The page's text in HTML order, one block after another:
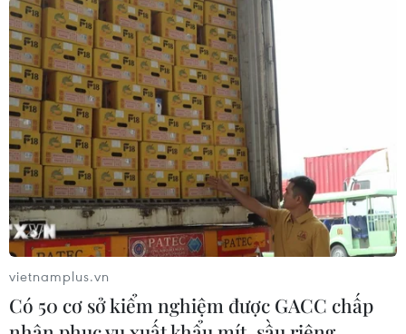
vietnamplus.vn
Có 50 cơ sở kiểm nghiệm được GACC chấp